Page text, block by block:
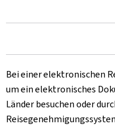
Bei einer elektronischen
um ein elektronisches
Länder besuchen oder